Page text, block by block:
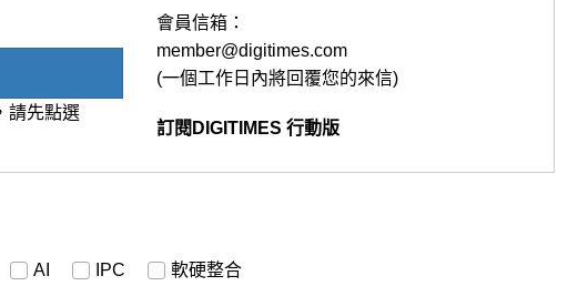
請先點選
會員信箱：
member@digitimes.com
(一個工作日內將回覆您的來信)
訂閱DIGITIMES 行動版
AI IPC 軟硬整合